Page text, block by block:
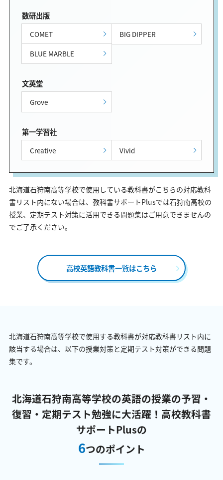
数研出版
COMET
BIG DIPPER
BLUE MARBLE
文英堂
Grove
第一学習社
Creative Vivid
北海道石狩南高等学校で使用している教科書がこちらの対応教科
書リスト内にない場合は、教科書サポートPlusでは石狩南高校の
授業、定期テスト対策に活用できる問題集はご用意できませんの
でご了承ください。
高校英語教科書一覧はこちら
北海道石狩南高等学校で使用する教科書が対応教科書リスト内に
該当する場合は、以下の授業対策と定期テスト対策ができる問題
集です。
北海道石狩南高等学校の英語の授業の予習・
復習・定期テスト勉強に大活躍！ 高校教科書
サポートPlusの
6つのポイント